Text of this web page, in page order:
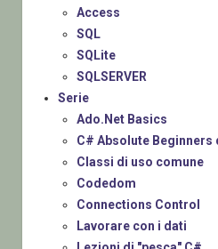
Access
SQL
SQLite
SQLSERVER
Serie
Ado.Net Basics
C# Absolute Beginners
Classi di uso comune
Codedom
Connections Control
Lavorare con i dati